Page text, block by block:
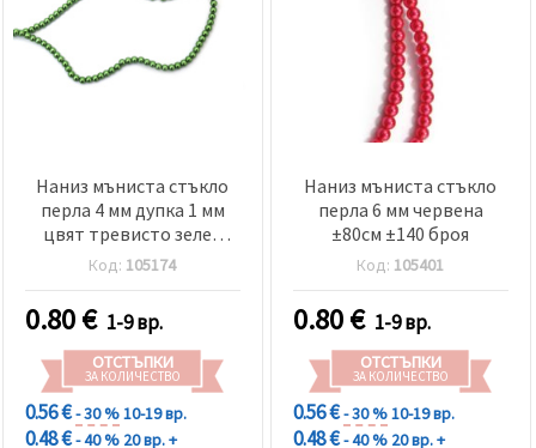
релевантно
съдържание
и реклами,
включително
с помощта
маркетинг.
Можеш да
съгласиш
използваме
всички
"бисквитки"
натиснеш
"Приеми
всички!"
или да
посочиш
Наниз мъниста стъкло
перла 4 мм дупка 1 мм
цвят тревисто зелен
±80см ±216 броя
Код: 105174
0.80€ 1-9 вр.
ОТСТЪПКИ
ЗА КОЛИЧЕСТВО
0.56 €- 30 %10-19 вр.
0.48 €- 40 % 20 вр. +
Наниз мъниста стъкло
перла 6 мм червена
±80см ±140 броя
Код: 105401
0.80€ 1-9 вр.
ОТСТЪПКИ
ЗА КОЛИЧЕСТВО
0.56 €- 30 %10-19 вр.
0.48 €- 40 % 20 вр. +